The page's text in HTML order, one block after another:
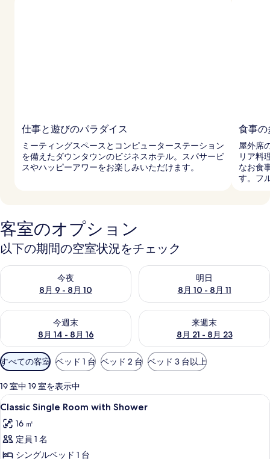
仕事と遊びのパラダイス
ミーティングスペースとコンピューターステーション
を備えたダウンタウンのビジネスホテル。スパサービ
スやハッピーアワーをお楽しみいただけます。
食事の
屋外席
リア料
なお食
す。フ
客室のオプション
以下の期間の空室状況をチェック
今夜
8月 9 - 8月 10
今夜 8月 9 - 8月 10 の空室状況をチェック
明日
8月 10 - 8月 11
明日 8月 10 - 8月 11 の空室状
今週末
8月 14 - 8月 16
今週末 8月 14 - 8月 16 の空室状況をチェック
来週末
8月 21 - 8月 23
来週末 8月 21 - 8月 23 の空室
利
用
可
能
な
客
室
の
すべての客室 ベッド 1 台 ベッド 2 台 ベッド 3 台以上
19 室中 19 室を表示中
Classic
Single
Room
with
Shower
Classic Single Room with Shower |
6
Classic Single Room with Shower
16 ㎡
定員 1 名
シングルベッド 1 台